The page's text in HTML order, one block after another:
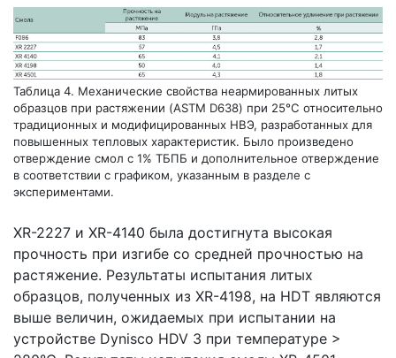
Таблица 4. Механические свойства неармированных литых
образцов при растяжении (ASTM D638) при 25°С относительно
традиционных и модифицированных НВЭ, разработанных для
повышенных тепловых характеристик. Было произведено
отверждение смол с 1% ТБПБ и дополнительное отверждение
в соответствии с графиком, указанным в разделе с
экспериментами.
XR-2227 и XR-4140 была достигнута высокая
прочность при изгибе со средней прочностью на
растяжение. Результаты испытания литых
образцов, полученных из XR-4198, на HDT являются
выше величин, ожидаемых при испытании на
устройстве Dynisco HDV 3 при температуре >